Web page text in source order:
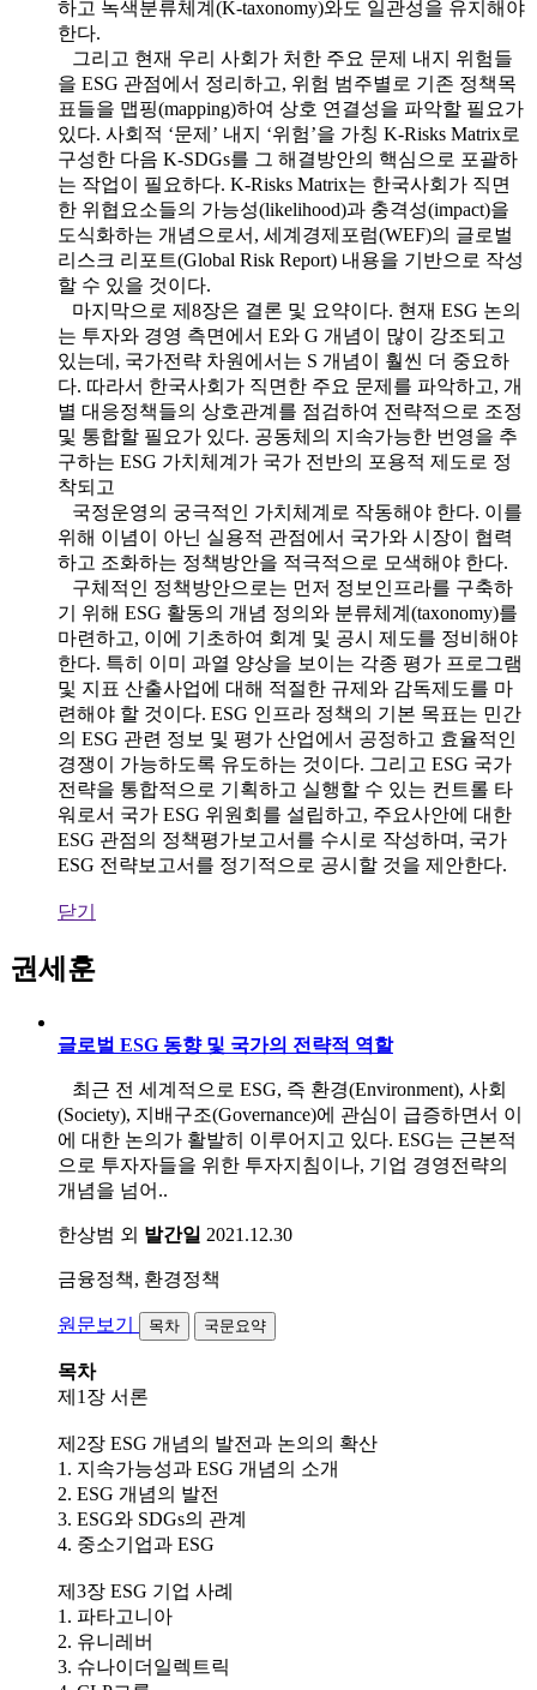
하고 녹색분류체계(K-taxonomy)와도 일관성을 유지해야
한다.
그리고 현재 우리 사회가 처한 주요 문제 내지 위험들
을 ESG 관점에서 정리하고, 위험 범주별로 기존 정책목
표들을 맵핑(mapping)하여 상호 연결성을 파악할 필요가
있다. 사회적 ‘문제’ 내지 ‘위험’을 가칭 K-Risks Matrix로
구성한 다음 K-SDGs를 그 해결방안의 핵심으로 포괄하
는 작업이 필요하다. K-Risks Matrix는 한국사회가 직면
한 위협요소들의 가능성(likelihood)과 충격성(impact)을
도식화하는 개념으로서, 세계경제포럼(WEF)의 글로벌
리스크 리포트(Global Risk Report) 내용을 기반으로 작성
할 수 있을 것이다.
마지막으로 제8장은 결론 및 요약이다. 현재 ESG 논의
는 투자와 경영 측면에서 E와 G 개념이 많이 강조되고
있는데, 국가전략 차원에서는 S 개념이 훨씬 더 중요하
다. 따라서 한국사회가 직면한 주요 문제를 파악하고, 개
별 대응정책들의 상호관계를 점검하여 전략적으로 조정
및 통합할 필요가 있다. 공동체의 지속가능한 번영을 추
구하는 ESG 가치체계가 국가 전반의 포용적 제도로 정
착되고
국정운영의 궁극적인 가치체계로 작동해야 한다. 이를
위해 이념이 아닌 실용적 관점에서 국가와 시장이 협력
하고 조화하는 정책방안을 적극적으로 모색해야 한다.
구체적인 정책방안으로는 먼저 정보인프라를 구축하
기 위해 ESG 활동의 개념 정의와 분류체계(taxonomy)를
마련하고, 이에 기초하여 회계 및 공시 제도를 정비해야
한다. 특히 이미 과열 양상을 보이는 각종 평가 프로그램
및 지표 산출사업에 대해 적절한 규제와 감독제도를 마
련해야 할 것이다. ESG 인프라 정책의 기본 목표는 민간
의 ESG 관련 정보 및 평가 산업에서 공정하고 효율적인
경쟁이 가능하도록 유도하는 것이다. 그리고 ESG 국가
전략을 통합적으로 기획하고 실행할 수 있는 컨트롤 타
워로서 국가 ESG 위원회를 설립하고, 주요사안에 대한
ESG 관점의 정책평가보고서를 수시로 작성하며, 국가
ESG 전략보고서를 정기적으로 공시할 것을 제안한다.
닫기
권세훈
글로벌 ESG 동향 및 국가의 전략적 역할
최근 전 세계적으로 ESG, 즉 환경(Environment), 사회
(Society), 지배구조(Governance)에 관심이 급증하면서 이
에 대한 논의가 활발히 이루어지고 있다. ESG는 근본적
으로 투자자들을 위한 투자지침이나, 기업 경영전략의
개념을 넘어..
한상범 외 발간일 2021.12.30
금융정책, 환경정책
원문보기 목차 국문요약
목차
제1장 서론
제2장 ESG 개념의 발전과 논의의 확산
1. 지속가능성과 ESG 개념의 소개
2. ESG 개념의 발전
3. ESG와 SDGs의 관계
4. 중소기업과 ESG
제3장 ESG 기업 사례
1. 파타고니아
2. 유니레버
3. 슈나이더일렉트릭